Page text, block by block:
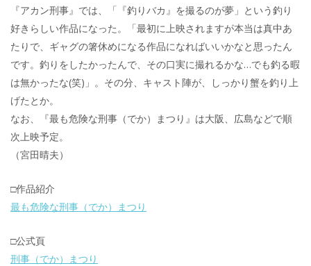
『アカン刑事』では、「『釣りバカ』を撮るのが夢」という釣り
好きらしい作品になった。「最初に上映されますが本当は真中あ
たりで、ギャグの箸休めになる作品になればいいかなと思ったん
です。釣りをしたかったんで、その口実に撮れるかな…でも釣る暇
は無かったな(笑)」。その分、キャスト陣が、しっかり蟹を釣り上
げたとか。
なお、『最も危険な刑事（でか）まつり』は大阪、広島などで順
次上映予定。
（宮田晴夫）
□作品紹介
最も危険な刑事（でか）まつり
□公式頁
刑事（でか）まつり